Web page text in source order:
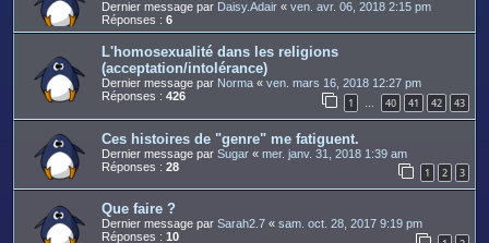
Dernier message par Daisy.Adair « ven. avr. 06, 2018 2:15 pm
Réponses : 6
L'homosexualité dans les religions
(acceptation/intolérance)
Dernier message par Norma « ven. mars 16, 2018 12:27 pm
Réponses : 426 1 … 40 41 42 43
Ces histoires de "genre" me fatiguent.
Dernier message par Sugar « mer. janv. 31, 2018 1:39 am
Réponses : 28 1 2 3
Que faire ?
Dernier message par Sarah2.7 « sam. oct. 28, 2017 9:19 pm
Réponses : 10